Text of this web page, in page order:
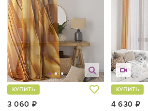
3 060
КУПИТЬ
4 630
КУПИТЬ